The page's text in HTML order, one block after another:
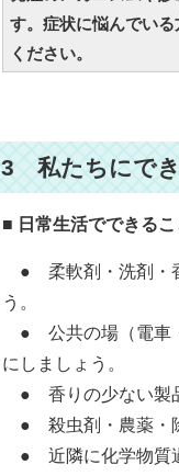
す。症状に悩んでい
ください。
3 私たちにで
■ 日常生活でできるこ
● 柔軟剤・洗剤・香
う。
● 公共の場（電車・
にしましょう。
● 香りの少ない製品
● 殺虫剤・農薬・除
● 近隣に化学物質過